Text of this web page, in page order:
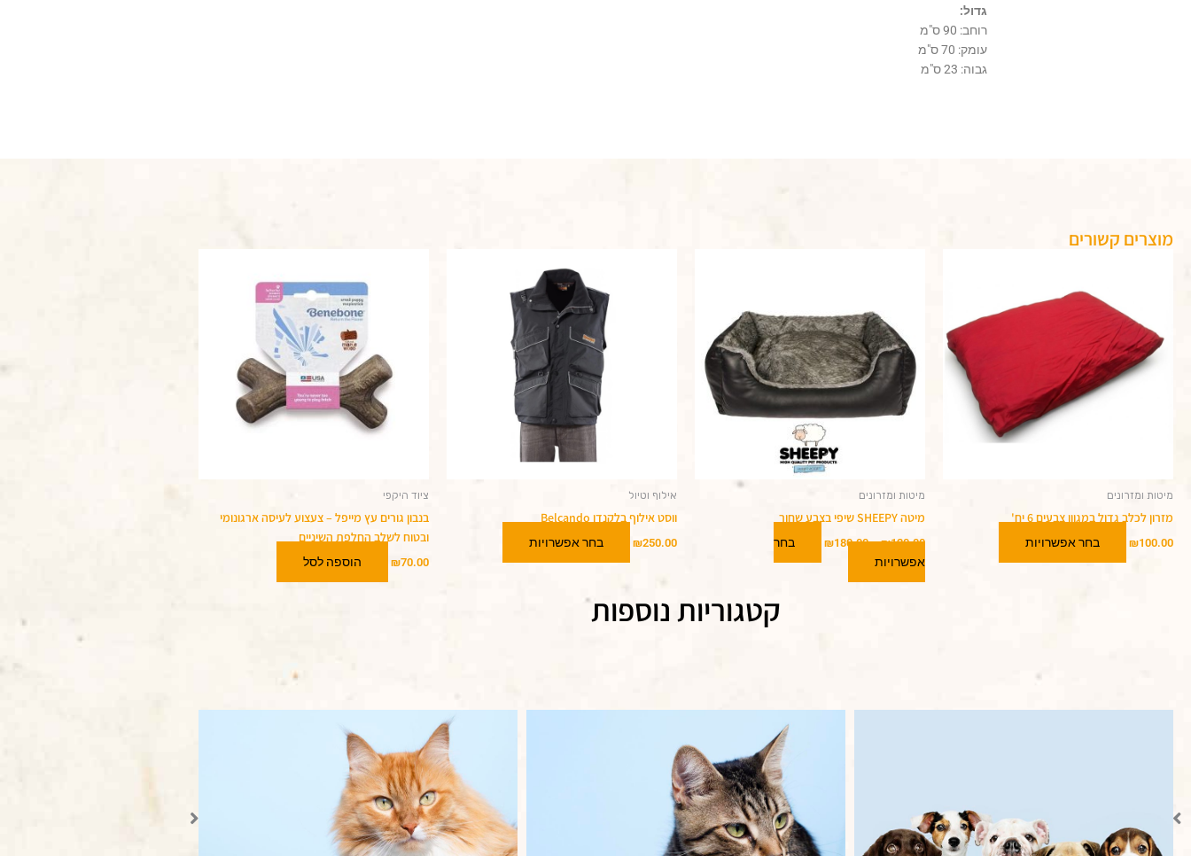
גדול:
רוחב: 90 ס"מ
עומק: 70 ס"מ
גבוה: 23 ס"מ
מוצרים קשורים
מיטות ומזרונים
מזרון לכלב גדול במגוון צבעים 6 יח'
₪100.00 בחר אפשרויות
מספר
לבחור
האפשרויות
בעמוד
מיטות ומזרונים
מיטה SHEEPY שיפי בצבע שחור
₪120.00
–
₪180.00
בחר
אפשרויות
מספר
סוגים.
ניתן
לבחור
את
האפשרויות
בעמוד
המוצר
אילוף וטיול
ווסט אילוף בלקנדו Belcando
₪250.00 בחר אפשרויות
ציוד היקפי
בנבון גורים עץ מייפל – צעצוע לעיסה ארגונומי
ובטוח לשלב החלפת השיניים
₪70.00 הוספה לסל
קטגוריות נוספות